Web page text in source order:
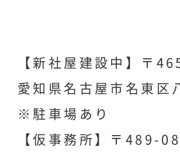
【新社屋建設中】〒
愛知県名古屋市名東
※駐車場あり
【仮事務所】〒489-